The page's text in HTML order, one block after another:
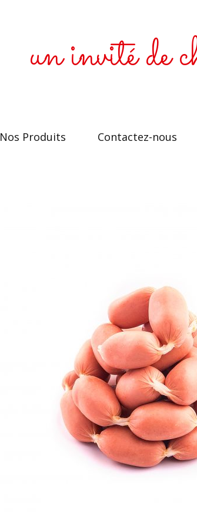
un invité de
Nos Produits Contactez-nous